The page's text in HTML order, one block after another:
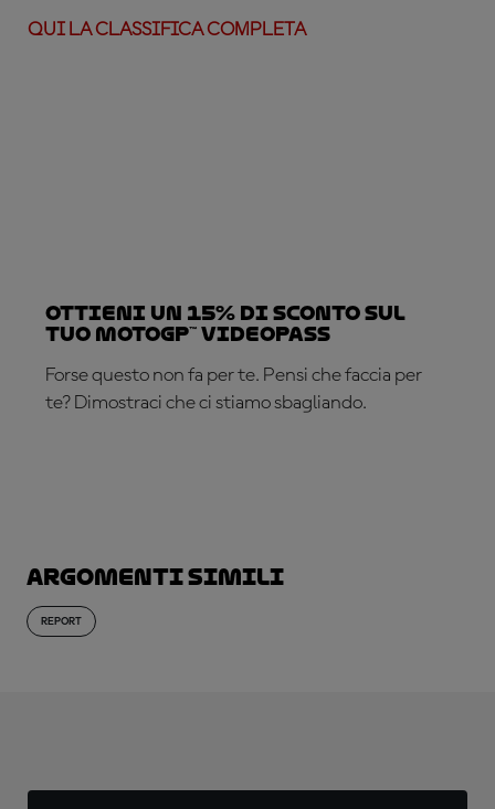
QUI LA CLASSIFICA COMPLETA
Ottieni un 15% di sconto sul
tuo MotoGP™ VideoPass
Forse questo non fa per te. Pensi che faccia per
te? Dimostraci che ci stiamo sbagliando.
Argomenti simili
REPORT